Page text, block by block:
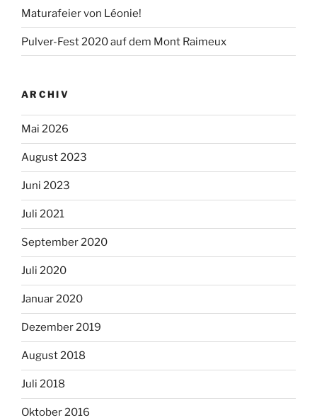
Maturafeier von Léonie!
Pulver-Fest 2020 auf dem Mont Raimeux
ARCHIV
Mai 2026
August 2023
Juni 2023
Juli 2021
September 2020
Juli 2020
Januar 2020
Dezember 2019
August 2018
Juli 2018
Oktober 2016